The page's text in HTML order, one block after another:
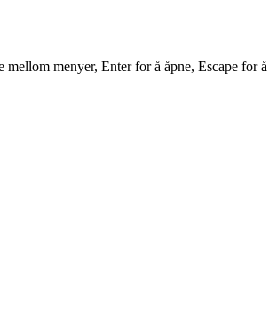
menyer, Enter for å åpne, Escape for